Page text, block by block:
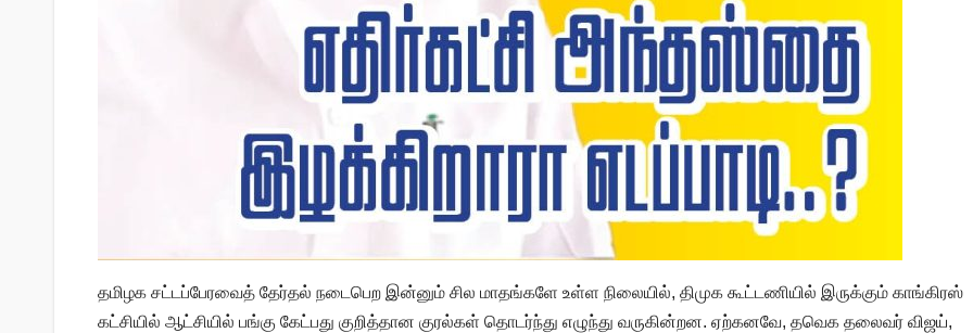
தமிழக சட்டப்பேரவைத் தேர்தல் நடைபெற இன்னும் சில மாதங்களே உள்ள நிலையில், திமுக கூட்டணியில் இருக்கும் காங்கிரஸ்
கட்சியில் ஆட்சியில் பங்கு கேட்பது குறித்தான குரல்கள் தொடர்ந்து எழுந்து வருகின்றன. ஏற்கனவே, தவெக தலைவர் விஜய்,